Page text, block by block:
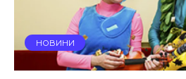
НОВИНИ